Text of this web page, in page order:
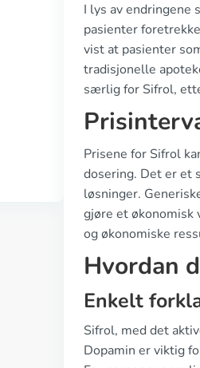
I lys av endringene
pasienter
vist at pasienter
tradisjonelle
særlig for Sifrol,
Prisene for Sifrol
dosering. Det er et
løsninger.
gjøre et økonomisk
og økonomiske
Hvordan
Enkelt
Sifrol, med det
Dopamin er viktig